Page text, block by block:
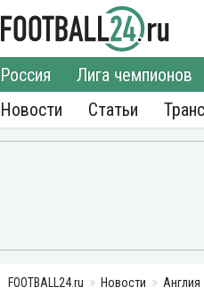
Новости
Россия Лига чемпионов
Статьи
FOOTBALL24.ru Новости Англия